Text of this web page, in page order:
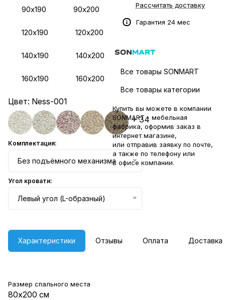
90х190 90х200
120х190 120х200
140х190 140х200
160х190 160х200
Цвет: Ness-001
+ 34
Комплектация:
Без подъёмного механизма
Угол кровати:
Левый угол (L-образный)
Рассчитать доставку
Гарантия 24 мес
Все товары SONMART
Все товары категории
Купить вы можете в компании
SONMART - мебельная
фабрика, оформив заказ в
интернет магазине,
или отправив заявку по почте,
а также по телефону или
в офисе компании.
Характеристики Отзывы Оплата Доставка
Размер спального места
80х200 см